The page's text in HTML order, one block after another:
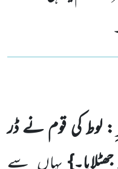
: لوط کی قوم نے ڈر